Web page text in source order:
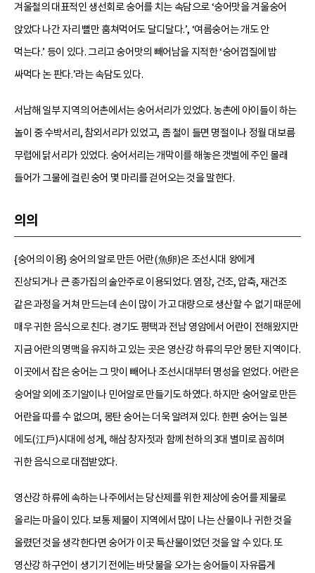
겨울철의 대표적인 생선회로 숭어를 치는 속담으로 ‘숭어맛을 겨울숭어
앉았다 나간 자리 뻘만 훔쳐먹어도 달디달다.’, ‘여름숭어는 개도 안
먹는다.’ 등이 있다. 그리고 숭어맛의 빼어남을 지적한 ‘숭어껍질에 밥
싸먹다 논 판다.’라는 속담도 있다.
서남해 일부 지역의 어촌에서는 숭어서리가 있었다. 농촌에 아이들이 하는
놀이 중 수박서리, 참외서리가 있었고, 좀 철이 들면 명절이나 정월 대보름
무렵에 닭서리가 있었다. 숭어서리는 개막이를 해놓은 갯벌에 주인 몰래
들어가 그물에 걸린 숭어 몇 마리를 걷어오는 것을 말한다.
의의
{숭어의 이용} 숭어의 알로 만든 어란(魚卵)은 조선시대 왕에게
진상되거나 큰 종가집의 술안주로 이용되었다. 염장, 건조, 압축, 재건조
같은 과정을 거쳐 만드는데 손이 많이 가고 대량으로 생산할 수 없기 때문에
매우 귀한 음식으로 친다. 경기도 평택과 전남 영암에서 어란이 전해왔지만
지금 어란의 명맥을 유지하고 있는 곳은 영산강 하류의 무안 몽탄 지역이다.
이곳에서 잡은 숭어는 그 맛이 빼어나 조선시대부터 명성을 얻었다. 어란은
숭어알 외에 조기알이나 민어알로 만들기도 하였다. 하지만 숭어알로 만든
어란을 따를 수 없으며, 몽탄 숭어는 더욱 알려져 있다. 한편 숭어는 일본
에도(江戶)시대에 성게, 해삼 창자젓과 함께 천하의 3대 별미로 꼽히며
귀한 음식으로 대접받았다.
영산강 하류에 속하는 나주에서는 당산제를 위한 제상에 숭어를 제물로
올리는 마을이 있다. 보통 제물이 지역에서 많이 나는 산물이나 귀한 것을
올렸던 것을 생각한다면 숭어가 이곳 특산물이었던 것을 알 수 있다. 또
영산강 하구언이 생기기 전에는 바닷물을 오가는 숭어들이 자유롭게